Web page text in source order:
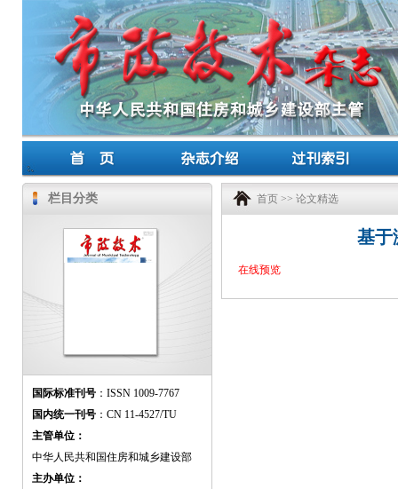
栏目分类
国际标准刊号 ：ISSN 1009-7767
国内统一刊号 ：CN 11-4527/TU
主管单位：
中华人民共和国住房和城乡建设部
主办单位：
首页 >> 论文精选
基于
在线预览